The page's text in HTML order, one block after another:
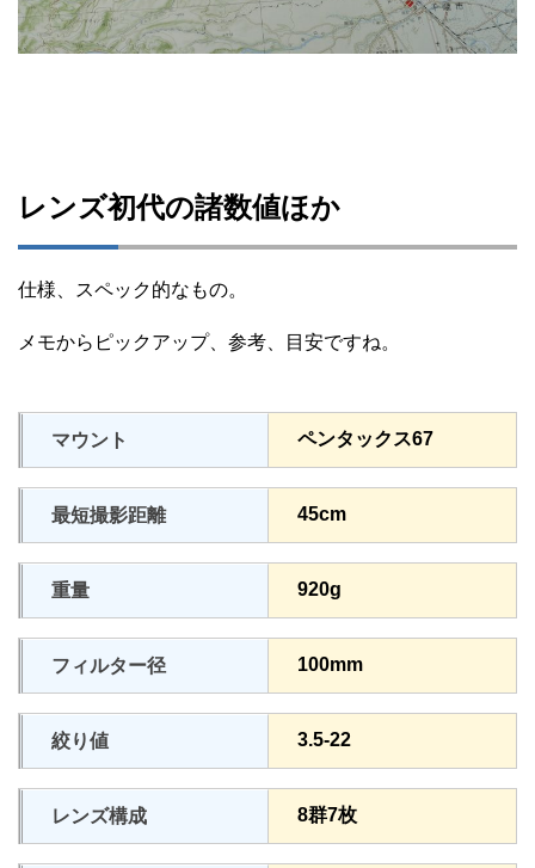
レンズ初代の諸数値ほか
仕様、スペック的なもの。
メモからピックアップ、参考、目安ですね。
マウント ペンタックス67
最短撮影距離 45cm
重量 920g
フィルター径 100mm
絞り値 3.5-22
レンズ構成 8群7枚